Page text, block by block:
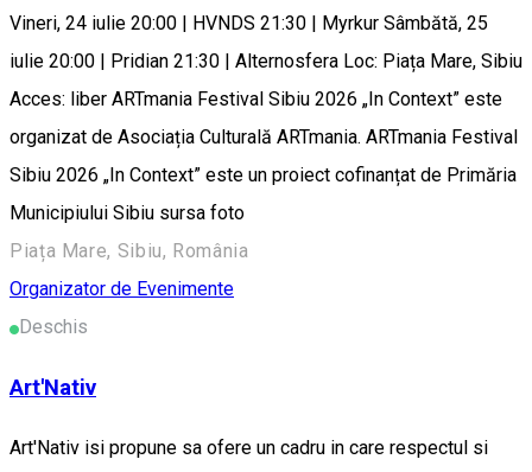
Vineri, 24 iulie 20:00 | HVNDS 21:30 | Myrkur Sâmbătă, 25
iulie 20:00 | Pridian 21:30 | Alternosfera Loc: Piața Mare, Sibiu
Acces: liber ARTmania Festival Sibiu 2026 „In Context” este
organizat de Asociația Culturală ARTmania. ARTmania Festival
Sibiu 2026 „In Context” este un proiect cofinanțat de Primăria
Municipiului Sibiu sursa foto
Piața Mare, Sibiu, România
Organizator de Evenimente
Deschis
Art'Nativ
Art'Nativ isi propune sa ofere un cadru in care respectul si